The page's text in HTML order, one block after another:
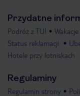
Przydatne
Podróż z TUI
Status reklamacji
Hotele przy lotniskach
Regulaminy
Regulamin strony